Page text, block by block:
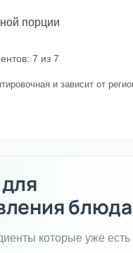
порции
7 из 7
и зависит от
блюда
которые уже